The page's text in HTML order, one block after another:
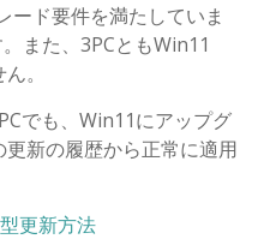
ード要件を満たしていま
また、3PCともWin11
。
でも、Win11にアップグ
新の履歴から正常に適用
更新方法